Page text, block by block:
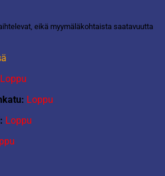
eikä myymäläkohtaista saatavuutta
Loppu
Loppu
Loppu